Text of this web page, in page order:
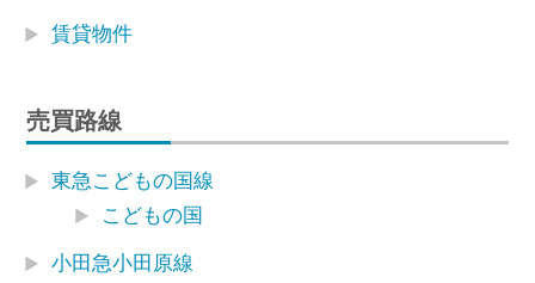
賃貸物件
売買路線
東急こどもの国線
こどもの国
小田急小田原線